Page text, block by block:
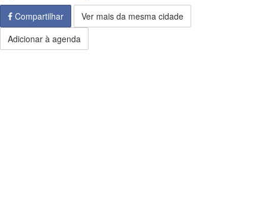
Compartilhar
Ver mais da mesma cidade
Adicionar à agenda